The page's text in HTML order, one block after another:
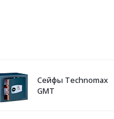
Сейфы Technomax
GMT